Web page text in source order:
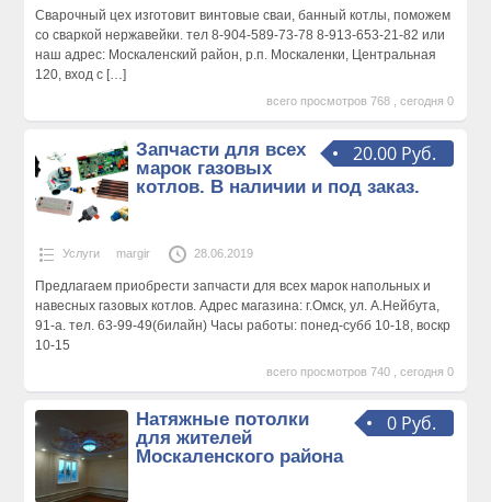
Сварочный цех изготовит винтовые сваи, банный котлы, поможем
со сваркой нержавейки. тел 8-904-589-73-78 8-913-653-21-82 или
наш адрес: Москаленский район, р.п. Москаленки, Центральная
120, вход с […]
всего просмотров 768 , сегодня 0
20.00 Руб.
Запчасти для всех
марок газовых
котлов. В наличии и под заказ.
Услуги margir 28.06.2019
Предлагаем приобрести запчасти для всех марок напольных и
навесных газовых котлов. Адрес магазина: г.Омск, ул. А.Нейбута,
91-а. тел. 63-99-49(билайн) Часы работы: понед-субб 10-18, воскр
10-15
всего просмотров 740 , сегодня 0
0 Руб.
Натяжные потолки
для жителей
Москаленского района